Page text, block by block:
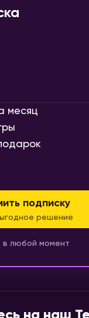
месяц
подписку
решение
в любой момент
на наш